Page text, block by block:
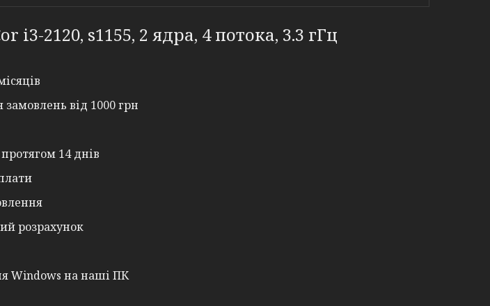
i3-2120, s1155, 2 ядра, 4 потока, 3.3 гГц
від 1000 грн
14 днів
розрахунок
Windows на наші ПК